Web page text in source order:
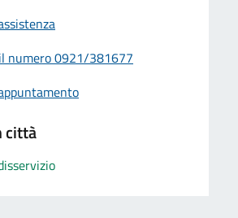
numero 0921/381677
città